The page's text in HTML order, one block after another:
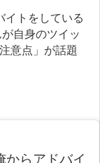
イトをしている
自身のツイッ
意点」が話題
からアドバイ